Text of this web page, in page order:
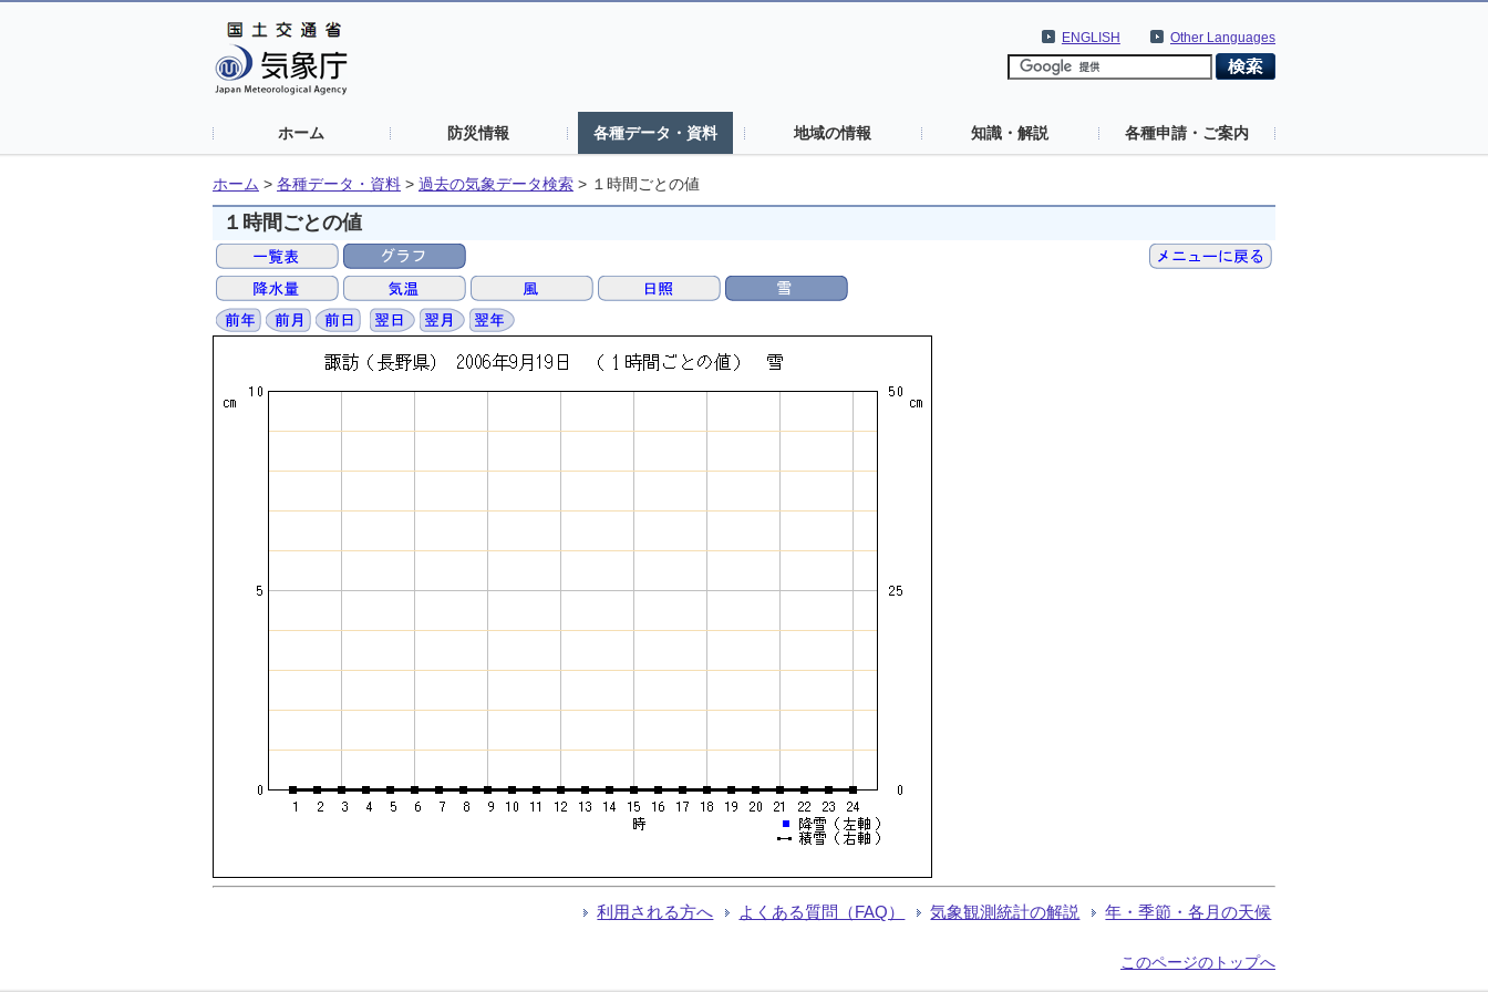
Other Languages
ENGLISH
ホーム 防災情報 各種データ・資料 地域の情報 知識・解説 各種申請・ご案内
ホーム > 各種データ・資料 > 過去の気象データ検索 > １時間ごとの値
１時間ごとの値
利用される方へ よくある質問（FAQ） 気象観測統計の解説 年・季節・各月の天候
このページのトップへ